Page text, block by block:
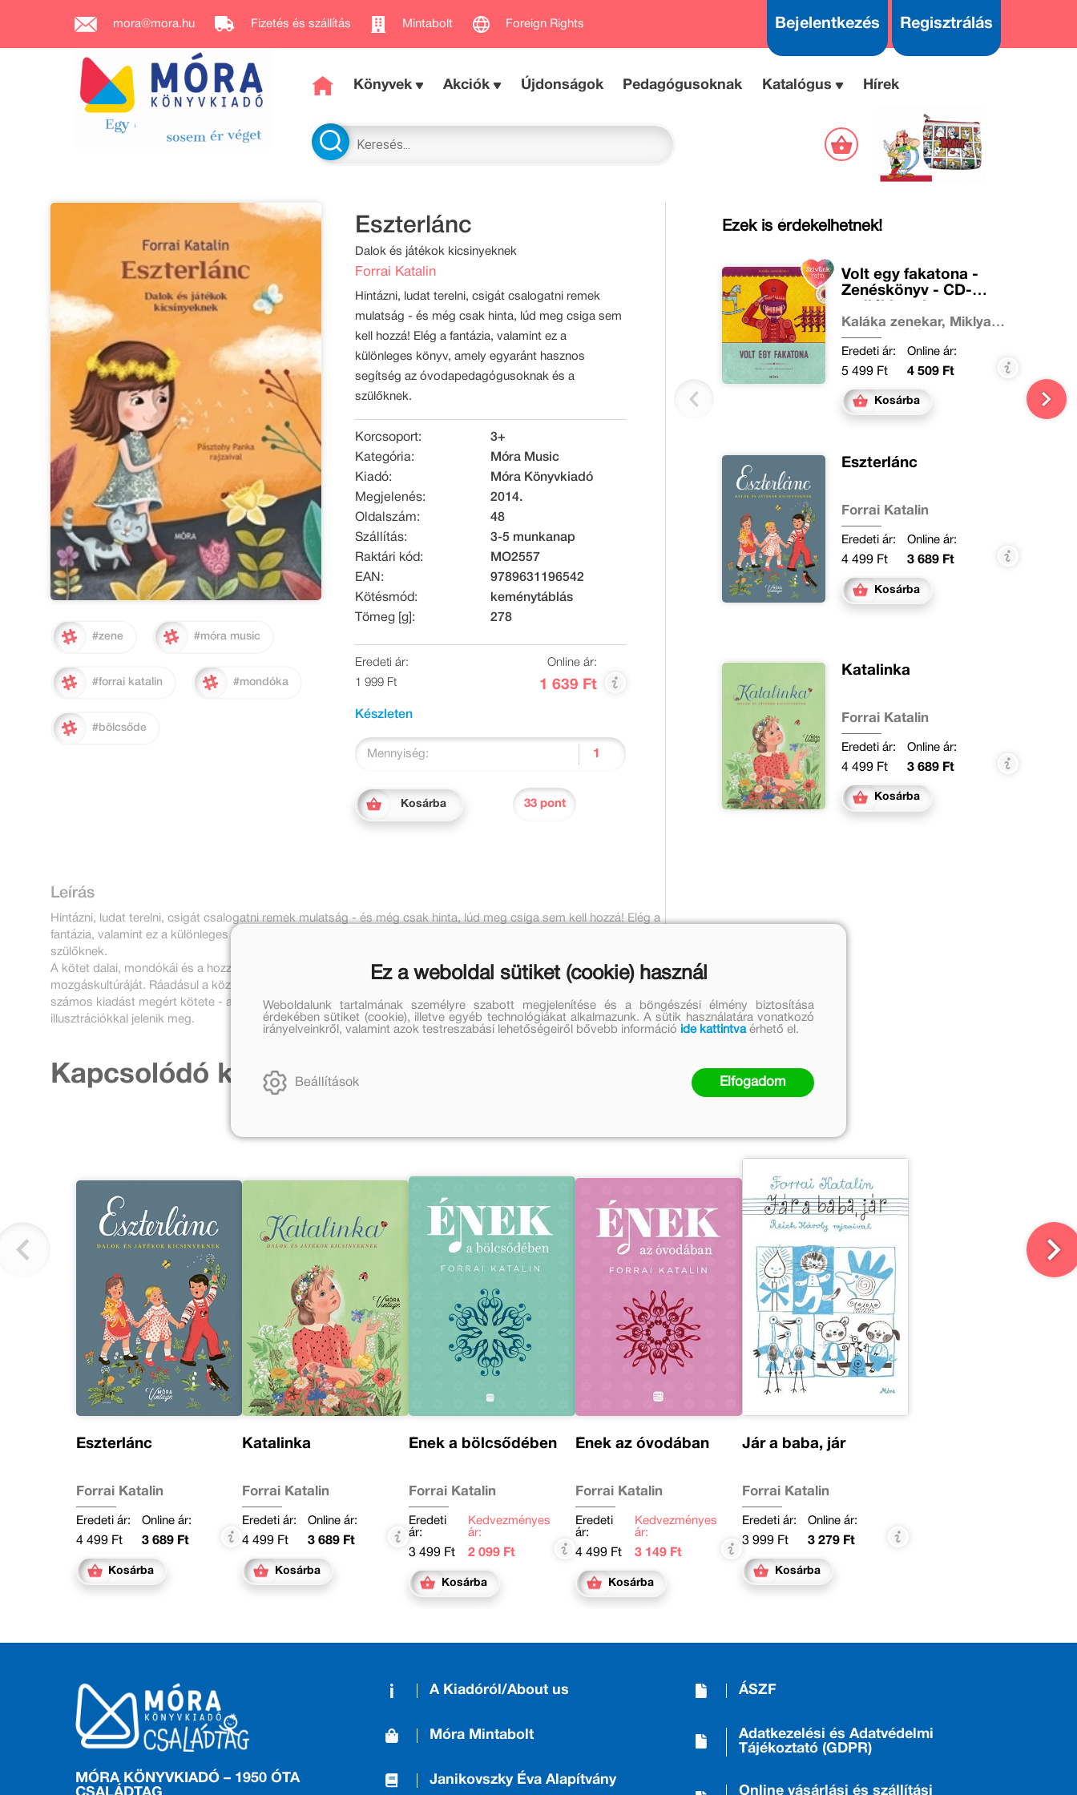
mora@mora.hu Fizetés és szállítás Mintabolt Foreign Rights Bejelentkezés Regisztrálás
Könyvek Akciók Újdonságok Pedagógusoknak Katalógus Hírek
#zene #móra music
#forrai katalin #mondóka
#bölcsőde
Eszterlánc
Dalok és játékok kicsinyeknek
Forrai Katalin
Hintázni, ludat terelni, csigát csalogatni remek
mulatság - és még csak hinta, lúd meg csiga sem
kell hozzá! Elég a fantázia, valamint ez a
különleges könyv, amely egyaránt hasznos
segítség az óvodapedagógusoknak és a
szülőknek.
Korcsoport:
3+
Kategória:
Móra Music
Kiadó:
Móra Könyvkiadó
Megjelenés:
2014.
Oldalszám:
48
Szállítás:
3-5 munkanap
Raktári kód:
MO2557
EAN:
9789631196542
Kötésmód:
keménytáblás
Tömeg [g]:
278
Eredeti ár:
1 999 Ft
Online ár:
1 639 Ft
Készleten
Mennyiség:
Kosárba 33 pont
Leírás
Hintázni, ludat terelni, csigát csalogatni remek mulatság - és még csak hinta, lúd meg csiga sem kell hozzá! Elég a
fantázia, valamint ez a különleges könyv, amely egyaránt hasznos segítség az óvodapedagógusoknak és a
szülőknek.
A kötet dalai, mondókái és a hozzájuk kapcsolódó játékok fejlesztik a kicsinyek hallását, ritmusérzékét és
mozgáskultúráját. Ráadásul a közös játék minden résztvevője jól szórakozik! Forrai Katalin zenepedagógus
számos kiadást megért kötete - amely az óvodáskori készségfejlesztés egyik alapműve - most új köntösben, új
illusztrációkkal jelenik meg.
Ezek is érdekelhetnek!
Volt egy fakatona -
Zenéskönyv - CD-
Kaláka zenekar, Miklya
Luzsányi Mónika
Eredeti ár:
5 499 Ft
Online ár:
4 509 Ft
Kosárba
Eszterlánc
Forrai Katalin
Eredeti ár:
4 499 Ft
Online ár:
3 689 Ft
Kosárba
Katalinka
Forrai Katalin
Eredeti ár:
4 499 Ft
Online ár:
3 689 Ft
Kosárba
Kapcsolódó kiadványok
Eszterlánc
Forrai Katalin
Eredeti ár:
4 499 Ft
Online ár:
3 689 Ft
Kosárba
Katalinka
Forrai Katalin
Eredeti ár:
4 499 Ft
Online ár:
3 689 Ft
Kosárba
Ének a bölcsődében
Forrai Katalin
Eredeti
ár:
3 499 Ft
Kedvezményes
ár:
2 099 Ft
Kosárba
Ének az óvodában
Forrai Katalin
Eredeti
ár:
4 499 Ft
Kedvezményes
ár:
3 149 Ft
Kosárba
Jár a baba, jár
Forrai Katalin
Eredeti ár:
3 999 Ft
Online ár:
3 279 Ft
Kosárba
MÓRA KÖNYVKIADÓ – 1950 ÓTA
A Kiadóról/About us
Móra Mintabolt
Janikovszky Éva Alapítvány
ÁSZF
Adatkezelési és Adatvédelmi
Tájékoztató (GDPR)
Online vásárlási és szállítási
Ez a weboldal sütiket (cookie) használ
Weboldalunk tartalmának személyre szabott megjelenítése és a böngészési élmény biztosítása
érdekében sütiket (cookie), illetve egyéb technológiákat alkalmazunk. A sütik használatára vonatkozó
irányelveinkről, valamint azok testreszabási lehetőségeiről bővebb információ ide kattintvaérhető el.
Beállítások Elfogadom